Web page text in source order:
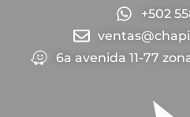
+502
6a avenida 11-77